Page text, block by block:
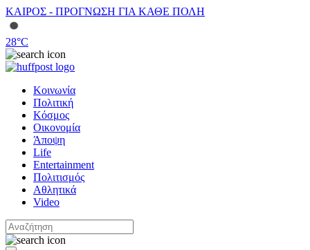
ΚΑΙΡΟΣ - ΠΡΟΓΝΩΣΗ ΓΙΑ ΚΑΘΕ ΠΟΛΗ
28°C
Κοινωνία
Πολιτική
Κόσμος
Οικονομία
Άποψη
Life
Entertainment
Πολιτισμός
Αθλητικά
Video